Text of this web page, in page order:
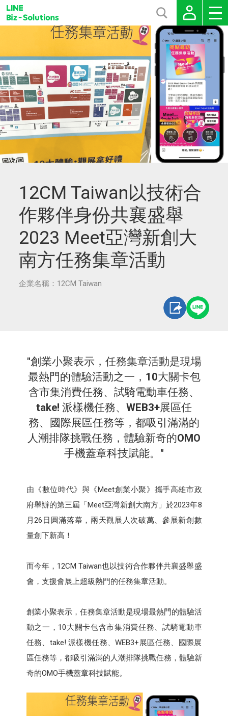
12CM Taiwan以技術合
作夥伴身份共襄盛舉
2023 Meet亞灣新創大
南方任務集章活動
企業名稱：12CM Taiwan
"創業小聚表示，任務集章活動是現場
最熱門的體驗活動之一， 10大關卡包
含市集消費任務、試騎電動車任務、
take! 派樣機任務、 WEB3+展區任
務、國際展區任務等，都吸引滿滿的
人潮排隊挑戰任務，體驗新奇的OMO
手機蓋章科技賦能。 "
由《數位時代》與《Meet創業小聚》攜手高雄市政
府舉辦的第三屆「Meet亞灣新創大南方」於2023年8
月26日圓滿落幕，兩天觀展人次破萬、參展新創數
量創下新高！
而今年，12CM Taiwan也以技術合作夥伴共襄盛舉盛
會，支援會展上超級熱門的任務集章活動。
創業小聚表示，任務集章活動是現場最熱門的體驗活
動之一，10大關卡包含市集消費任務、試騎電動車
任務、take! 派樣機任務、WEB3+展區任務、國際展
區任務等，都吸引滿滿的人潮排隊挑戰任務，體驗新
奇的OMO手機蓋章科技賦能。